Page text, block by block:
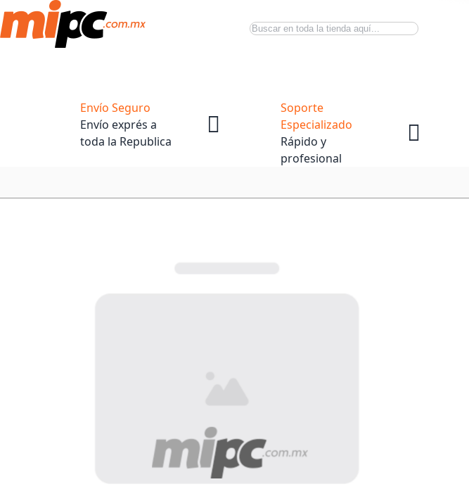
Buscar
Envío Seguro
Envío exprés a
toda la Republica
Soporte
Especializado
Rápido y
profesional